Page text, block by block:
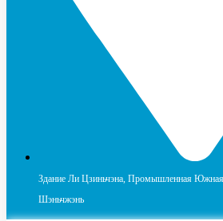
Здание Ли Цзиньчэна, Промышленная Южная
Шэньчжэнь